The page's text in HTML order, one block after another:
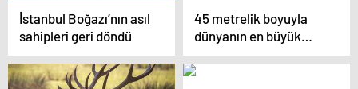
İstanbul Boğazı’nın asıl
sahipleri geri döndü
45 metrelik boyuyla
dünyanın en büyük
canlısı, canlı olarak
bulundu!